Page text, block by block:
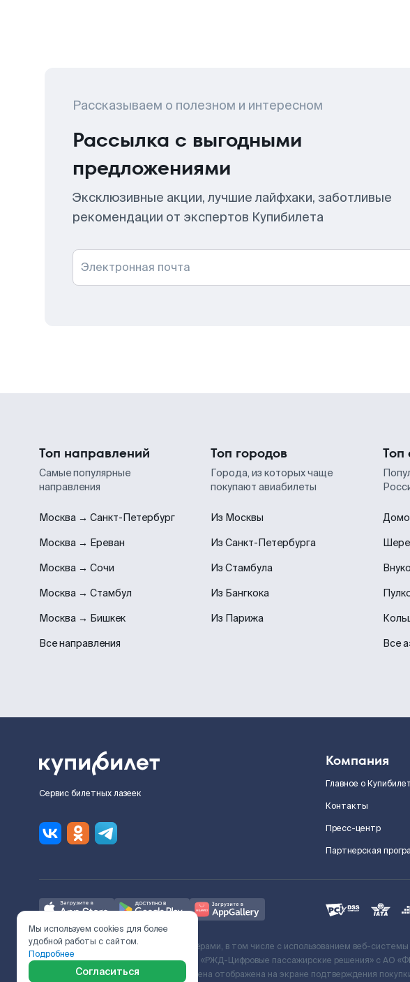
Рассказываем о полезном и интересном
Рассылка с выгодными
предложениями
Эксклюзивные акции, лучшие лайфхаки, заботливые
рекомендации от экспертов Купибилета
Электронная почта
Топ направлений
Самые популярные
направления
Москва → Санкт-Петербург
Москва → Ереван
Москва → Сочи
Москва → Стамбул
Москва → Бишкек
Все направления
Топ городов
Города, из которых чаще
покупают авиабилеты
Из Москвы
Из Санкт-Петербурга
Из Стамбула
Из Бангкока
Из Парижа
Топ
Все
Сервис билетных лазеек
Компания
Главное о
Контакты
Пресс-центр
Партнерская
Ж/Д билеты предоставляются партнёрами, в том числе с использованием веб-
с Поставщиком услуг и Договора ООО «РЖД-Цифровые пассажирские решения» c АО
включает сервисный сбор. Итоговая цена отображена на экране подтверждения
Мы используем cookies для более
удобной работы с сайтом.
Подробнее
Согласиться